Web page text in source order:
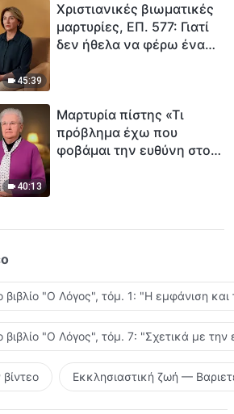
45:39
Χριστιανικές βιωματικές
μαρτυρίες, ΕΠ. 577: Γιατί
δεν ήθελα να φέρω ένα
40:13
Μαρτυρία πίστης «Τι
πρόβλημα έχω που
φοβάμαι την ευθύνη στο
βιβλίο "Ο Λόγος", τόμ. 1: "Η εμφάνιση
"Ο Λόγος", τόμ. 7: "Σχετικά με την
Εκκλησιαστική ζωή —